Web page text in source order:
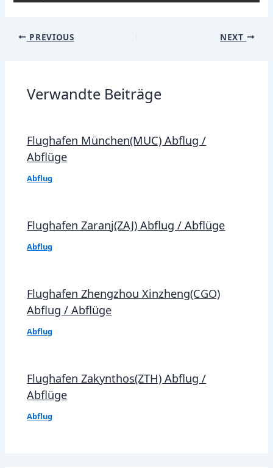
Post
PREVIOUS NEXT
Verwandte Beiträge
Flughafen München(MUC) Abflug /
Abflüge
Abflug
Flughafen Zaranj(ZAJ) Abflug / Abflüge
Abflug
Flughafen Zhengzhou Xinzheng(CGO)
Abflug / Abflüge
Abflug
Flughafen Zakynthos(ZTH) Abflug /
Abflüge
Abflug